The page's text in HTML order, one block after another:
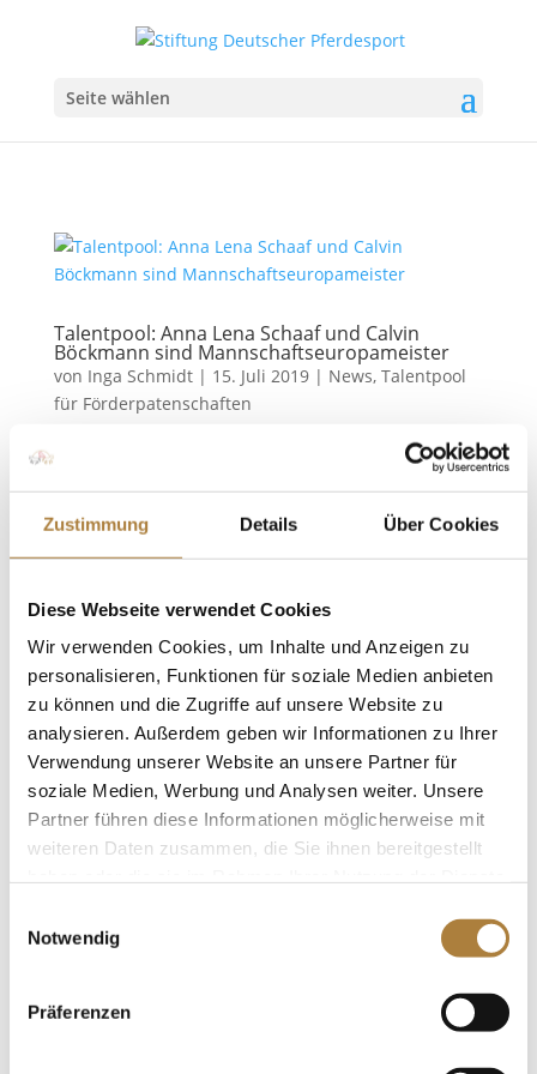
Zustimmung Details Über Cookies
Diese Webseite verwendet Cookies
Wir verwenden Cookies, um Inhalte und Anzeigen zu
personalisieren, Funktionen für soziale Medien anbieten
zu können und die Zugriffe auf unsere Website zu
analysieren. Außerdem geben wir Informationen zu Ihrer
Verwendung unserer Website an unsere Partner für
soziale Medien, Werbung und Analysen weiter. Unsere
Partner führen diese Informationen möglicherweise mit
weiteren Daten zusammen, die Sie ihnen bereitgestellt
Notwendig
Präferenzen
Seite wählen
Talentpool: Anna Lena Schaaf und Calvin
Böckmann sind Mannschaftseuropameister
von Inga Schmidt| 15. Juli 2019| News, Talentpool
für Förderpatenschaften
Goldene Talentpool-Athleten Maasbergen. Sie
deutsche Junioren-Vielseitigkeitsteam ist
Mannschaftseuropameister. Im niederländischen
Maasbergen legte die Equipe um Bundestrainerin
Jochen Kienbaum im Interview über seine
ersten 100 Tage im Amt als
Vorstandsvorsitzender
vonInsa Strothmann|15. August 2017|News
Vorstandsvorsitzender der Stiftung Deutscher
Spitzenpferdesport. Herr Kienbaum, Sie sind
Spitzenpferdesport und Mitglied im...